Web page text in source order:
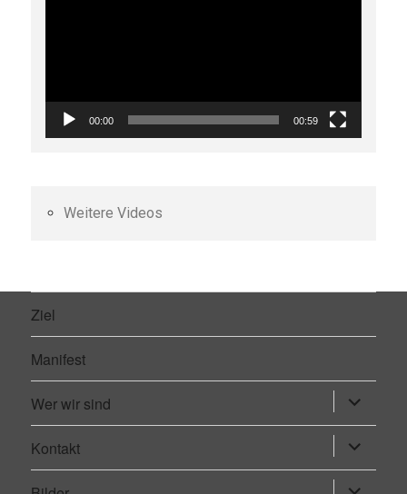
00:00 00:59
Weitere Videos
Ziel
Manifest
Wer wir sind
öffnen
Kontakt
öffnen